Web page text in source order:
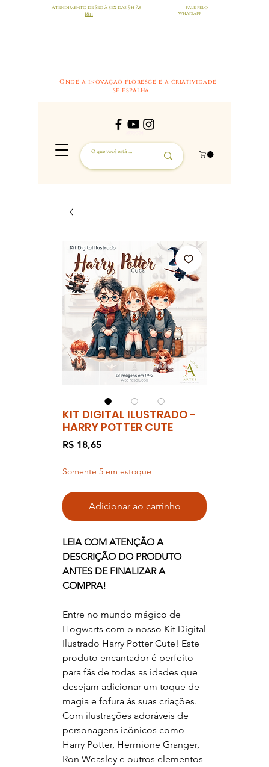
Onde a inovação floresce e a criatividade
se espalha
Atendimento de Seg à sex das 9h às
18h
FALE PELO
WHATSAPP
KIT DIGITAL ILUSTRADO -
HARRY POTTER CUTE
R$ 18,65Preço
Somente 5 em estoque
Adicionar ao carrinho
LEIA COM ATENÇÃO A
DESCRIÇÃO DO PRODUTO
ANTES DE FINALIZAR A
COMPRA!
Entre no mundo mágico de
Hogwarts com o nosso Kit Digital
Ilustrado Harry Potter Cute! Este
produto encantador é perfeito
para fãs de todas as idades que
desejam adicionar um toque de
magia e fofura às suas criações.
Com ilustrações adoráveis de
personagens icônicos como
Harry Potter, Hermione Granger,
Ron Weasley e outros elementos